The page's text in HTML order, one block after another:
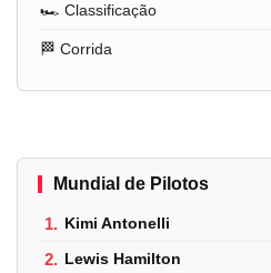
🏎️ Classificação
🏁 Corrida
Mundial de Pilotos
1. Kimi Antonelli
2. Lewis Hamilton